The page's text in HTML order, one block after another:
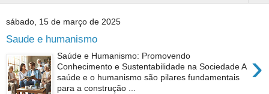
sábado, 15 de março de 2025
Saude e humanismo
›
Saúde e Humanismo: Promovendo
Conhecimento e Sustentabilidade na Sociedade A
saúde e o humanismo são pilares fundamentais
para a construção ...